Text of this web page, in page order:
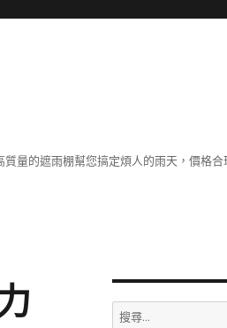
量的遮雨棚幫您搞定煩人的雨天，價格
搜